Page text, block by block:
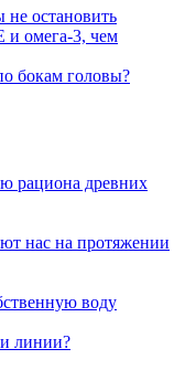
остановить
и омега-3, чем
бокам головы?
рациона древних
нас на протяжении
воду
линии?